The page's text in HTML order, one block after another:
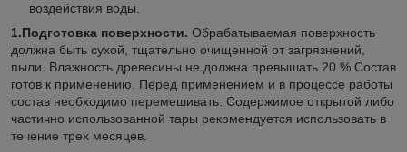
воздействия воды.
1.Подготовка поверхности. Обрабатываемая поверхность
должна быть сухой, тщательно очищенной от загрязнений,
пыли. Влажность древесины не должна превышать 20 %.Состав
готов к применению. Перед применением и в процессе работы
состав необходимо перемешивать. Содержимое открытой либо
частично использованной тары рекомендуется использовать в
течение трех месяцев.